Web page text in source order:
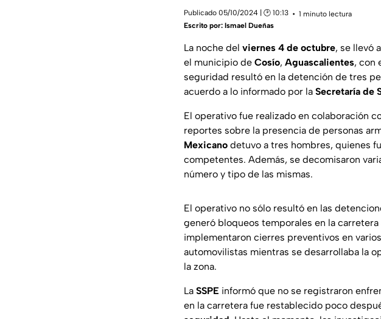
Publicado 05/10/2024 | 🕑 10:13
1 minuto lectura
Escrito por: Ismael Dueñas
La noche del viernes 4 de octubre, se llevó
el municipio de Cosío, Aguascalientes, con
seguridad resultó en la detención de tres
acuerdo a lo informado por la Secretaría de
El operativo fue realizado en colaboración
reportes sobre la presencia de personas
Mexicano detuvo a tres hombres, quienes
competentes. Además, se decomisaron
número y tipo de las mismas.
El operativo no sólo resultó en las
generó bloqueos temporales en la carretera
implementaron cierres preventivos en
automovilistas mientras se desarrollaba la
la zona.
La SSPE informó que no se registraron
en la carretera fue restablecido poco